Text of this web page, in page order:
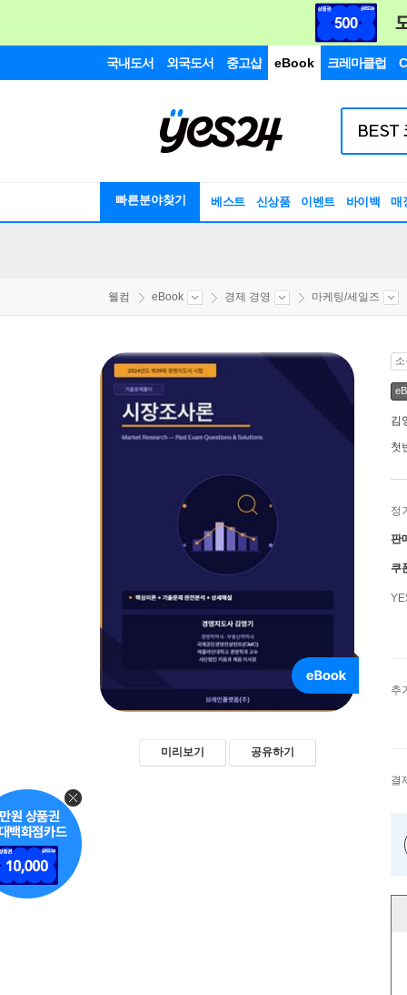
국내도서 외국도서 중고샵 eBook 크레마클럽
빠른분야찾기 베스트 신상품 이벤트 바이백 매
웰컴 eBook 경제 경영 마케팅/세일즈
미리보기 공유하기
김
첫
정
판
쿠
추
결